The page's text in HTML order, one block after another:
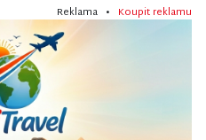
Reklama • Koupit reklamu